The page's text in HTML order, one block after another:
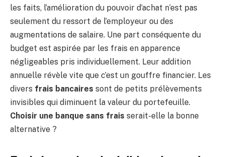
les faits, l’amélioration du pouvoir d’achat n’est pas
seulement du ressort de l’employeur ou des
augmentations de salaire. Une part conséquente du
budget est aspirée par les frais en apparence
négligeables pris individuellement. Leur addition
annuelle révèle vite que c’est un gouffre financier. Les
divers frais bancaires sont de petits prélèvements
invisibles qui diminuent la valeur du portefeuille.
Choisir une banque sans frais serait-elle la bonne
alternative ?